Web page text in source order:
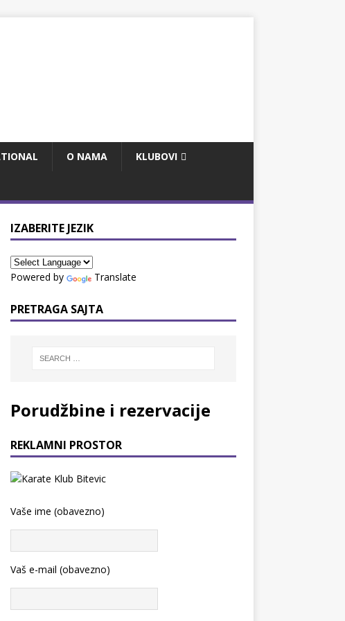
O NAMA KLUBOVI
IZABERITE JEZIK
Powered by Translate
PRETRAGA SAJTA
Porudžbine i rezervacije
REKLAMNI PROSTOR
Vaše ime (obavezno)
Vaš e-mail (obavezno)